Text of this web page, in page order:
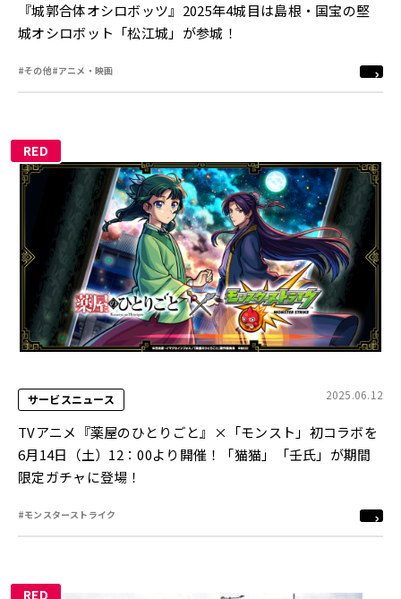
『城郭合体オシロボッツ』2025年4城目は島根・国宝の堅
城オシロボット「松江城」が参城！
#その他#アニメ・映画
RED
サービスニュース 2025.06.12
TVアニメ『薬屋のひとりごと』×「モンスト」初コラボを
6月14日（土）12：00より開催！「猫猫」「壬氏」が期間
限定ガチャに登場！
#モンスターストライク
RED